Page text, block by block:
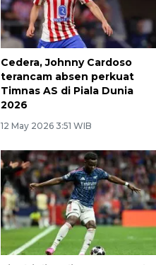
Cedera, Johnny Cardoso
terancam absen perkuat
Timnas AS di Piala Dunia
2026
12 May 2026 3:51 WIB